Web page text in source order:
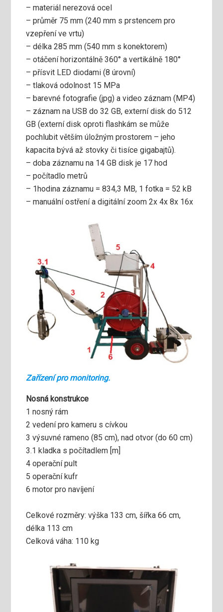
– materiál nerezová ocel
– průměr 75 mm (240 mm s prstencem pro
vzepření ve vrtu)
– délka 285 mm (540 mm s konektorem)
– otáčení horizontálně 360° a vertikálně 180°
– přísvit LED diodami (8 úrovní)
– tlaková odolnost 15 MPa
– barevné fotografie (jpg) a video záznam (MP4)
– záznam na USB do 32 GB, externí disk do 512
GB (externí disk oproti flashkám se může
pochlubit větším úložným prostorem – jeho
kapacita bývá až stovky či tisíce gigabajtů).
– doba záznamu na 14 GB disk je 17 hod
– počítadlo metrů
– 1hodina záznamu = 834,3 MB, 1 fotka = 52 kB
– manuální ostření a digitální zoom 2x 4x 8x 16x
Zařízení pro monitoring.
Nosná konstrukce
1 nosný rám
2 vedení pro kameru s cívkou
3 výsuvné rameno (85 cm), nad otvor (do 60 cm)
3.1 kladka s počítadlem [m]
4 operační pult
5 operační kufr
6 motor pro navíjení
Celkové rozměry: výška 133 cm, šířka 66 cm,
délka 113 cm
Celková váha: 110 kg